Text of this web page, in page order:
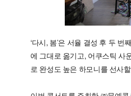
‘다시, 봄’은 서율 결성 후 두
에 그대로 옮기고, 어쿠스틱 사
로 완성도 높은 하모니를 선사